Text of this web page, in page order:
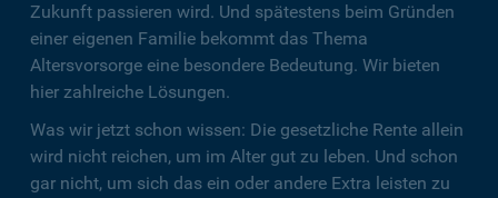
Zukunft passieren wird. Und spätestens beim Gründen
einer eigenen Familie bekommt das Thema
Altersvorsorge eine besondere Bedeutung. Wir bieten
hier zahlreiche Lösungen.
Was wir jetzt schon wissen: Die gesetzliche Rente allein
wird nicht reichen, um im Alter gut zu leben. Und schon
gar nicht, um sich das ein oder andere Extra leisten zu